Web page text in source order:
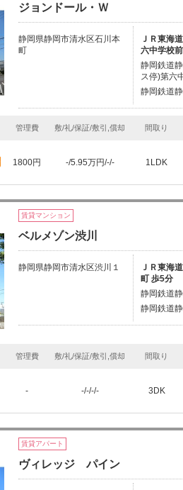
ジョンドール・Ｗ
静岡県静岡市清水区石川本
町
ＪＲ東海
六中学校
静岡鉄道
ス停)第六
静岡鉄道
管理費 敷/礼/保証/敷引,償却 間取り
1800円 -/5.95万円/-/- 1LDK
賃貸マンション
ベルメゾン渋川
静岡県静岡市清水区渋川１
ＪＲ東海
町 歩5分
静岡鉄道
静岡鉄道
管理費 敷/礼/保証/敷引,償却 間取り
- -/-/-/- 3DK
賃貸アパート
ヴィレッジ パイン